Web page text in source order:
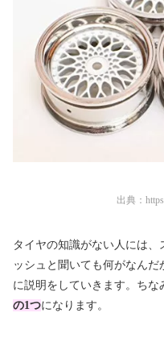
出典：
タイヤの知識がない人には
ッシュと聞いても何がなん
に説明をしていきます。ちな
の1つになります。